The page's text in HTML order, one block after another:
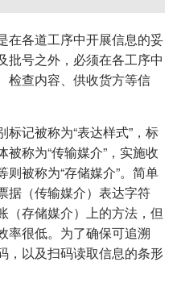
在各道工序中开展信息的妥
批号之外，必须在各工序中
检查内容、供收货方等信
记被称为“表达样式”，标
称为“传输媒介”，实施收
被称为“存储媒介”。简单
据（传输媒介）表达字符
（存储媒介）上的方法，但
率很低。为了确保可追溯
，以及扫码读取信息的条形